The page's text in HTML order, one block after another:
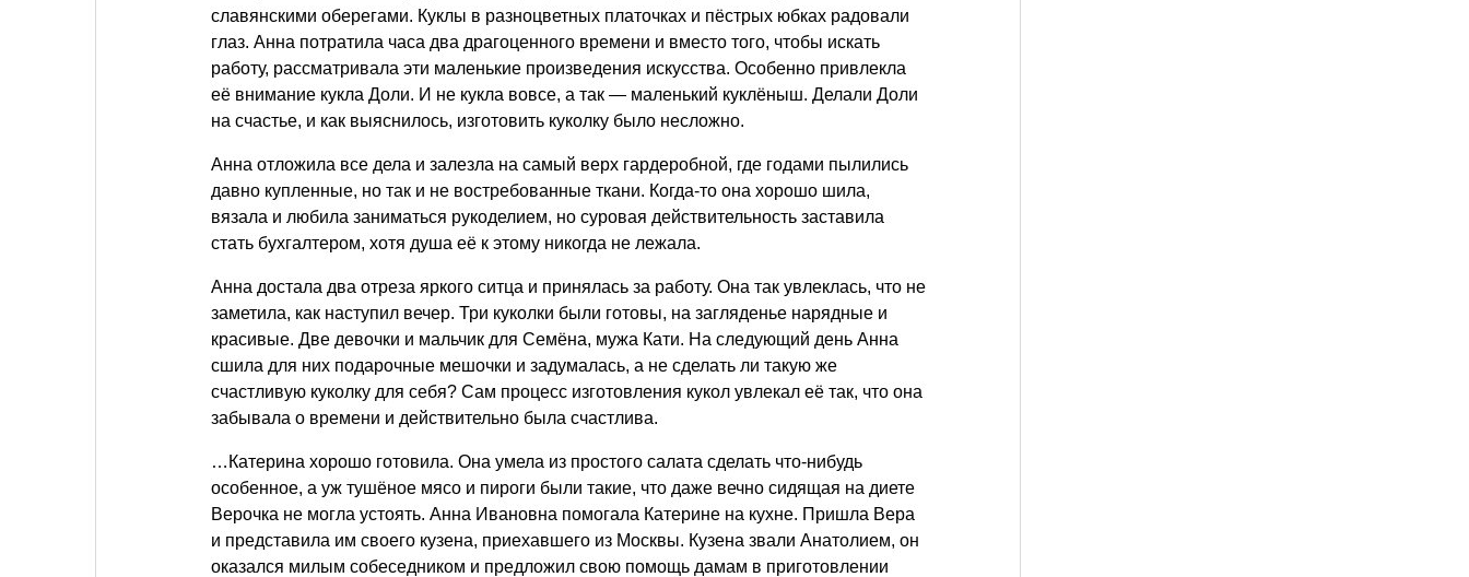
славянскими оберегами. Куклы в разноцветных платочках и пёстрых юбках радовали
глаз. Анна потратила часа два драгоценного времени и вместо того, чтобы искать
работу, рассматривала эти маленькие произведения искусства. Особенно привлекла
её внимание кукла Доли. И не кукла вовсе, а так — маленький куклёныш. Делали Доли
на счастье, и как выяснилось, изготовить куколку было несложно.
Анна отложила все дела и залезла на самый верх гардеробной, где годами пылились
давно купленные, но так и не востребованные ткани. Когда-то она хорошо шила,
вязала и любила заниматься рукоделием, но суровая действительность заставила
стать бухгалтером, хотя душа её к этому никогда не лежала.
Анна достала два отреза яркого ситца и принялась за работу. Она так увлеклась, что не
заметила, как наступил вечер. Три куколки были готовы, на загляденье нарядные и
красивые. Две девочки и мальчик для Семёна, мужа Кати. На следующий день Анна
сшила для них подарочные мешочки и задумалась, а не сделать ли такую же
счастливую куколку для себя? Сам процесс изготовления кукол увлекал её так, что она
забывала о времени и действительно была счастлива.
…Катерина хорошо готовила. Она умела из простого салата сделать что-нибудь
особенное, а уж тушёное мясо и пироги были такие, что даже вечно сидящая на диете
Верочка не могла устоять. Анна Ивановна помогала Катерине на кухне. Пришла Вера
и представила им своего кузена, приехавшего из Москвы. Кузена звали Анатолием, он
оказался милым собеседником и предложил свою помощь дамам в приготовлении